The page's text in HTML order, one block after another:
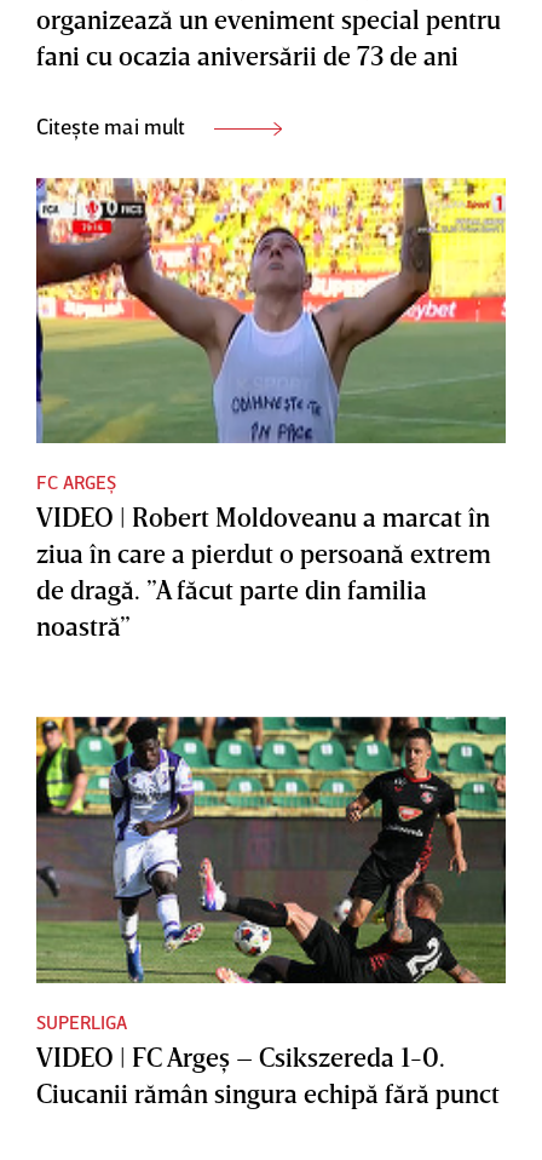
organizează un eveniment special pentru
fani cu ocazia aniversării de 73 de ani
Citește mai mult
FC ARGEȘ
VIDEO | Robert Moldoveanu a marcat în
ziua în care a pierdut o persoană extrem
de dragă. ”A făcut parte din familia
noastră”
SUPERLIGA
VIDEO | FC Argeş – Csikszereda 1-0.
Ciucanii rămân singura echipă fără punct